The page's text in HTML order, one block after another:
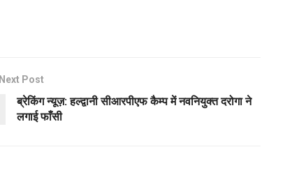
Next Post
ब्रेकिंग न्यूज़: हल्द्वानी सीआरपीएफ कैम्प में नवनियुक्त दरोगा ने
लगाई फाँसी